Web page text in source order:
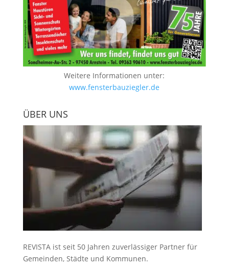
Weitere Informationen unter:
www.fensterbauziegler.de
ÜBER UNS
REVISTA ist seit 50 Jahren zuverlässiger Partner für
Gemeinden, Städte und Kommunen.